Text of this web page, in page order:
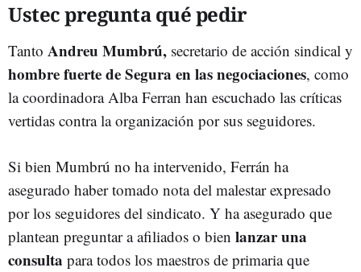
Ustec pregunta qué pedir
Tanto Andreu Mumbrú, secretario de acción sindical y
hombre fuerte de Segura en las negociaciones, como
la coordinadora Alba Ferran han escuchado las críticas
vertidas contra la organización por sus seguidores.
Si bien Mumbrú no ha intervenido, Ferrán ha
asegurado haber tomado nota del malestar expresado
por los seguidores del sindicato. Y ha asegurado que
plantean preguntar a afiliados o bien lanzar una
consulta para todos los maestros de primaria que